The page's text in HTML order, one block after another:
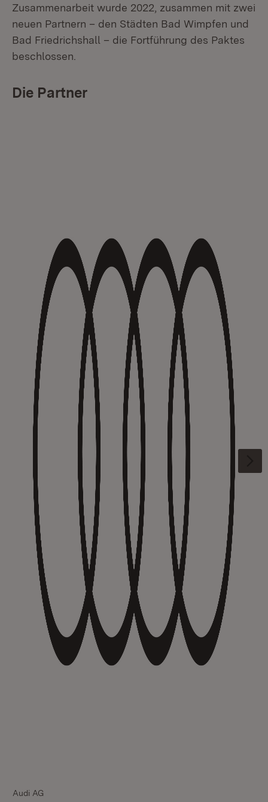
Zusammenarbeit wurde 2022, zusammen mit zwei
neuen Partnern – den Städten Bad Wimpfen und
Bad Friedrichshall – die Fortführung des Paktes
beschlossen.
Die Partner
Audi AG